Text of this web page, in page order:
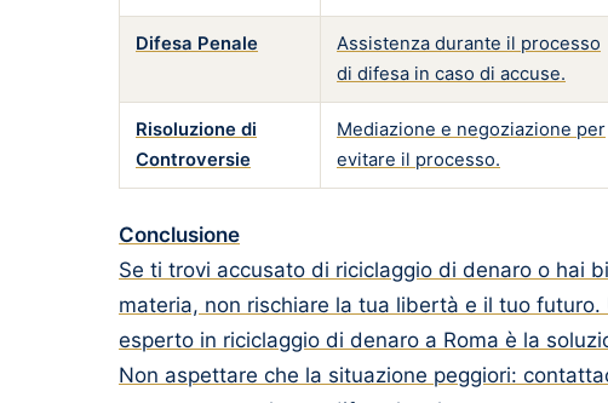
Difesa Penale
Assistenza durante il processo
di difesa in caso di accuse.
Risoluzione di
Controversie
Mediazione e negoziazione per
evitare il processo.
Conclusione
Se ti trovi accusato di riciclaggio di denaro o hai
materia, non rischiare la tua libertà e il tuo
esperto in riciclaggio di denaro a Roma è la
Non aspettare che la situazione peggiori: